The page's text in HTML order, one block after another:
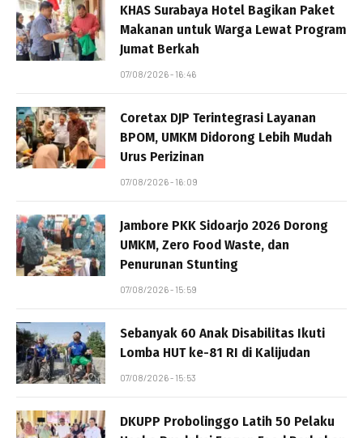
KHAS Surabaya Hotel Bagikan Paket
Makanan untuk Warga Lewat Program
Jumat Berkah
07/08/2026 - 16:46
Coretax DJP Terintegrasi Layanan
BPOM, UMKM Didorong Lebih Mudah
Urus Perizinan
07/08/2026 - 16:09
Jambore PKK Sidoarjo 2026 Dorong
UMKM, Zero Food Waste, dan
Penurunan Stunting
07/08/2026 - 15:59
Sebanyak 60 Anak Disabilitas Ikuti
Lomba HUT ke-81 RI di Kalijudan
07/08/2026 - 15:53
DKUPP Probolinggo Latih 50 Pelaku